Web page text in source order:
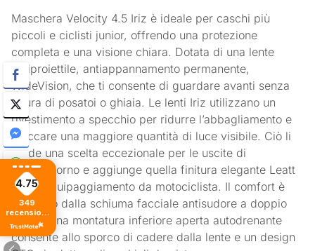
Maschera Velocity 4.5 Iriz è ideale per caschi più
piccoli e ciclisti junior, offrendo una protezione
completa e una visione chiara. Dotata di una lente
antiproiettile, antiappannamento permanente,
WideVision, che ti consente di guardare avanti senza
paura di posatoi o ghiaia. Le lenti Iriz utilizzano un
rivestimento a specchio per ridurre l’abbagliamento e
bloccare una maggiore quantità di luce visibile. Ciò li
rende una scelta eccezionale per le uscite di
mezzogiorno e aggiunge quella finitura elegante Leatt
al tuo equipaggiamento da motociclista. Il comfort è
garantito dalla schiuma facciale antisudore a doppio
strato. Una montatura inferiore aperta autodrenante
consente allo sporco di cadere dalla lente e un design
4.75
349
recensioni
di tutti i